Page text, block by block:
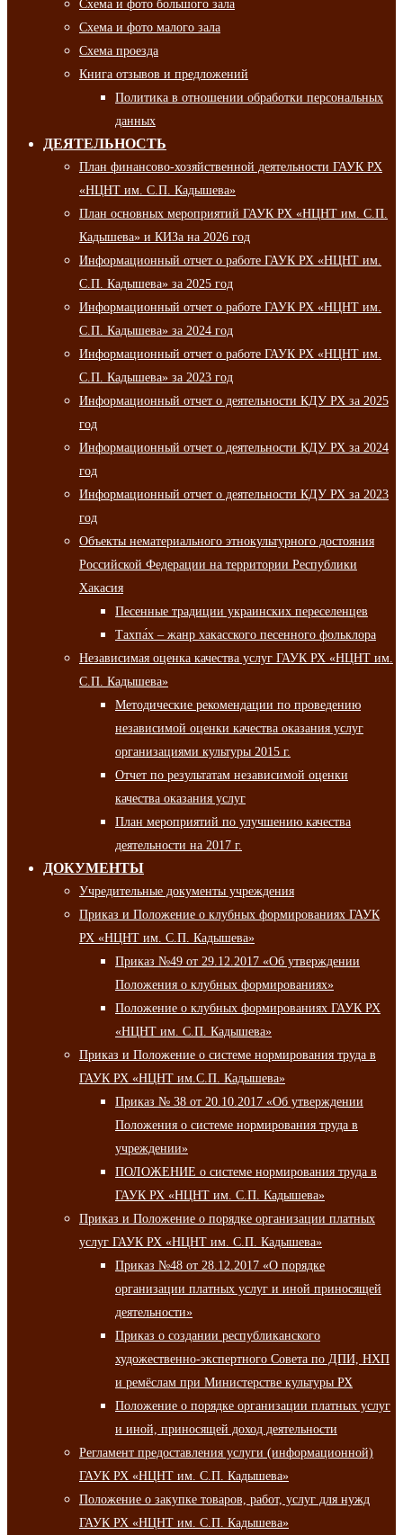
Схема и фото большого зала
Схема и фото малого зала
Схема проезда
Книга отзывов и предложений
Политика в отношении обработки персональных
данных
ДЕЯТЕЛЬНОСТЬ
План финансово-хозяйственной деятельности ГАУК РХ
«НЦНТ им. С.П. Кадышева»
План основных мероприятий ГАУК РХ «НЦНТ им. С.П.
Кадышева» и КИЗа на 2026 год
Информационный отчет о работе ГАУК РХ «НЦНТ им.
С.П. Кадышева» за 2025 год
Информационный отчет о работе ГАУК РХ «НЦНТ им.
С.П. Кадышева» за 2024 год
Информационный отчет о работе ГАУК РХ «НЦНТ им.
С.П. Кадышева» за 2023 год
Информационный отчет о деятельности КДУ РХ за 2025
год
Информационный отчет о деятельности КДУ РХ за 2024
год
Информационный отчет о деятельности КДУ РХ за 2023
год
Объекты нематериального этнокультурного достояния
Российской Федерации на территории Республики
Хакасия
Песенные традиции украинских переселенцев
Тахпа́х – жанр хакасского песенного фольклора
Независимая оценка качества услуг ГАУК РХ «НЦНТ им.
С.П. Кадышева»
Методические рекомендации по проведению
независимой оценки качества оказания услуг
организациями культуры 2015 г.
Отчет по результатам независимой оценки
качества оказания услуг
План мероприятий по улучшению качества
деятельности на 2017 г.
ДОКУМЕНТЫ
Учредительные документы учреждения
Приказ и Положение о клубных формированиях ГАУК
РХ «НЦНТ им. С.П. Кадышева»
Приказ №49 от 29.12.2017 «Об утверждении
Положения о клубных формированиях»
Положение о клубных формированиях ГАУК РХ
«НЦНТ им. С.П. Кадышева»
Приказ и Положение о системе нормирования труда в
ГАУК РХ «НЦНТ им.С.П. Кадышева»
Приказ № 38 от 20.10.2017 «Об утверждении
Положения о системе нормирования труда в
учреждении»
ПОЛОЖЕНИЕ о системе нормирования труда в
ГАУК РХ «НЦНТ им. С.П. Кадышева»
Приказ и Положение о порядке организации платных
услуг ГАУК РХ «НЦНТ им. С.П. Кадышева»
Приказ №48 от 28.12.2017 «О порядке
организации платных услуг и иной приносящей
деятельности»
Приказ о создании республиканского
художественно-экспертного Совета по ДПИ, НХП
и ремёслам при Министерстве культуры РХ
Положение о порядке организации платных услуг
и иной, приносящей доход деятельности
Регламент предоставления услуги (информационной)
ГАУК РХ «НЦНТ им. С.П. Кадышева»
Положение о закупке товаров, работ, услуг для нужд
ГАУК РХ «НЦНТ им. С.П. Кадышева»